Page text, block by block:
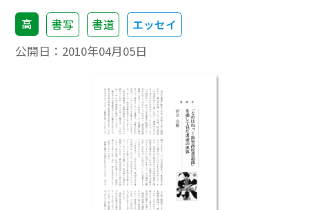
高 書写 書道 エッセイ
公開日： 2010年04月05日